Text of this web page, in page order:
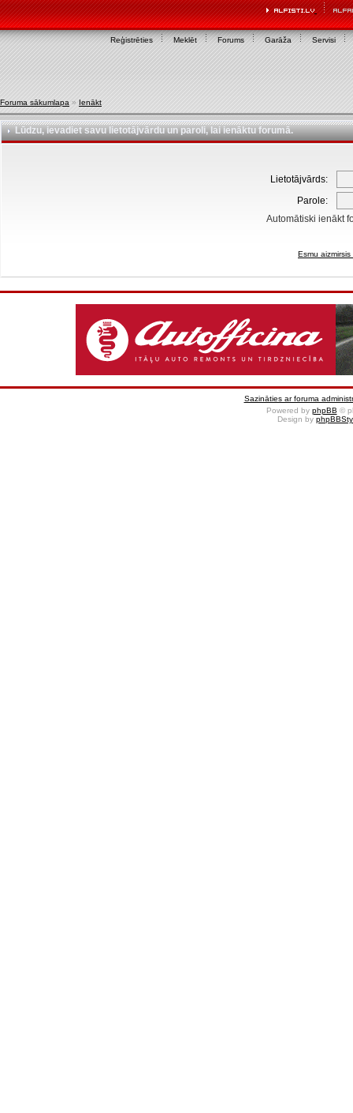
Reģistrēties Meklēt Forums Garāža Servisi
Foruma sākumlapa » Ienākt
Lūdzu, ievadiet savu lietotājvārdu un paroli, lai ienāktu forumā.
Lietotājvārds:
Parole:
Automātiski ienākt
Esmu
Sazināties ar foruma
Powered by phpBB ©
Design by